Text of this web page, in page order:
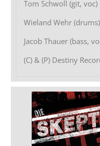
Tom Schwoll (git, voc)
Wieland Wehr (drums)
Jacob Thauer (bass,
(C) & (P) Destiny